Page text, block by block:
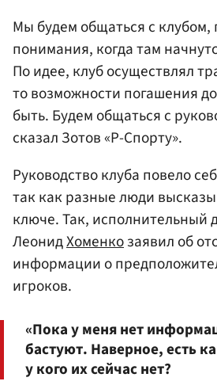
Мы будем общаться с клубом,
понимания, когда там
По идее, клуб осуществлял
то возможности погашения
быть. Будем общаться с
сказал Зотов «Р-Спорту».
Руководство клуба повело
так как разные люди
ключе. Так, исполнительный
ЛеонидХоменкозаявил об
информации о
игроков.
«Пока у меня нет
бастуют. Наверное, есть
у кого их сейчас нет?